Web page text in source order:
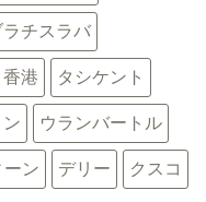
ラチスラバ
香港 タシケント
ウランバートル
ーン デリー クスコ